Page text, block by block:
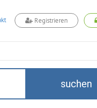
Registrieren
suchen